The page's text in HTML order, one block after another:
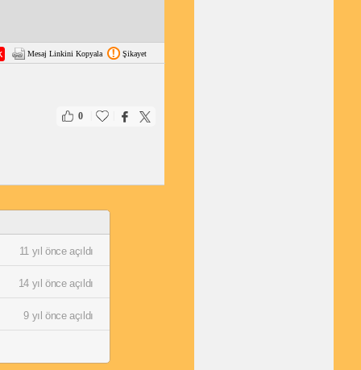
Mesaj Linkini Kopyala Şikayet
0
11 yıl önce açıldı
14 yıl önce açıldı
9 yıl önce açıldı